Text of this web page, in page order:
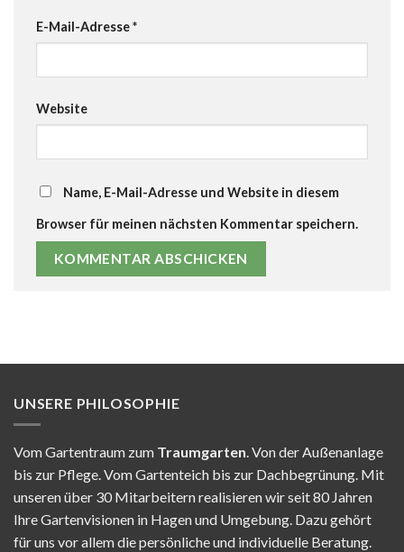
E-Mail-Adresse*
Website
Name, E-Mail-Adresse und Website in diesem
Browser für meinen nächsten Kommentar speichern.
UNSERE PHILOSOPHIE
Vom Gartentraum zum Traumgarten. Von der Außenanlage
bis zur Pflege. Vom Gartenteich bis zur Dachbegrünung. Mit
unseren über 30 Mitarbeitern realisieren wir seit 80 Jahren
Ihre Gartenvisionen in Hagen und Umgebung. Dazu gehört
für uns vor allem die persönliche und individuelle Beratung.